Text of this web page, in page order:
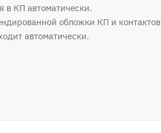
в КП автоматически.
обложки КП и контактов
автоматически.